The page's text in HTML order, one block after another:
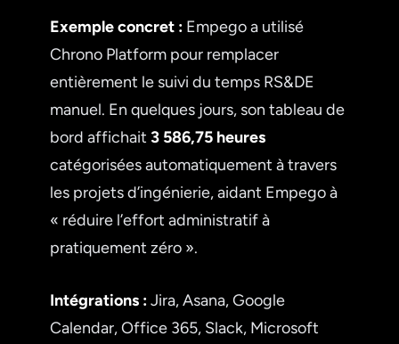
Exemple concret : Empego a utilisé
Chrono Platform pour remplacer
entièrement le suivi du temps RS&DE
manuel. En quelques jours, son tableau de
bord affichait 3 586,75 heures
catégorisées automatiquement à travers
les projets d’ingénierie, aidant Empego à
« réduire l’effort administratif à
pratiquement zéro ».
Intégrations :Jira, Asana, Google
Calendar, Office 365, Slack, Microsoft